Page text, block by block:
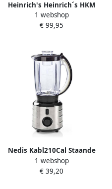
Heinrich's Heinrich´s HKM
6278 keukenmachine 1300
Watt XL blauw
1 webshop
€ 99,95
Nedis Kabl210Cal Staande
Blender 500 W 1 5 L
Roestvrij Staal
1 webshop
€ 39,20